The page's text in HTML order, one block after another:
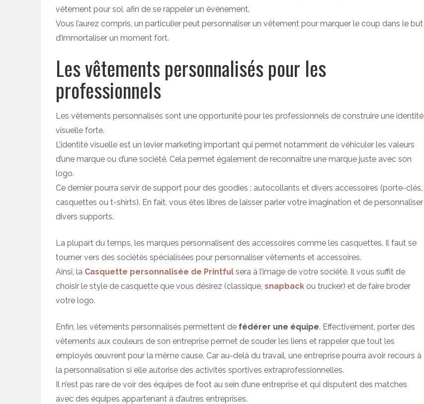
vêtement pour soi, afin de se rappeler un événement.
Vous l’aurez compris, un particulier peut personnaliser un vêtement pour marquer le coup dans le but
d’immortaliser un moment fort.
Les vêtements personnalisés pour les
professionnels
Les vêtements personnalisés sont une opportunité pour les professionnels de construire une identité
visuelle forte.
L’identité visuelle est un levier marketing important qui permet notamment de véhiculer les valeurs
d’une marque ou d’une société. Cela permet également de reconnaître une marque juste avec son
logo.
Ce dernier pourra servir de support pour des goodies : autocollants et divers accessoires (porte-clés,
casquettes ou t-shirts). En fait, vous êtes libres de laisser parler votre imagination et de personnaliser
divers supports.
La plupart du temps, les marques personnalisent des accessoires comme les casquettes. Il faut se
tourner vers des sociétés spécialisées pour personnaliser vêtements et accessoires.
Ainsi, la Casquette personnalisée de Printful sera à l’image de votre société. Il vous suffit de
choisir le style de casquette que vous désirez (classique, snapback ou trucker) et de faire broder
votre logo.
Enfin, les vêtements personnalisés permettent de fédérer une équipe. Effectivement, porter des
vêtements aux couleurs de son entreprise permet de souder les liens et rappeler que tout les
employés œuvrent pour la même cause. Car au-delà du travail, une entreprise pourra avoir recours à
la personnalisation si elle autorise des activités sportives extraprofessionnelles.
Il n’est pas rare de voir des équipes de foot au sein d’une entreprise et qui disputent des matches
avec des équipes appartenant à d’autres entreprises.